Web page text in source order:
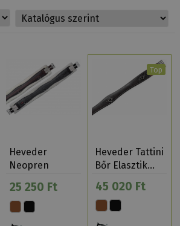
Heveder
Neopren
Műszőr Tatti…
25 250 Ft
Top
Heveder Tattini
Bőr Elasztik…
45 020 Ft